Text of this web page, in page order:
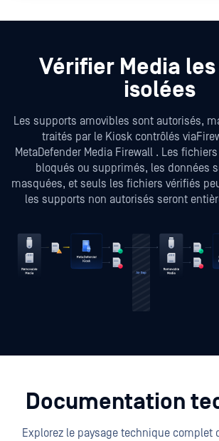
Vérifier Media
isolées
Les supports amovibles sont autorisés,
traités par le Kiosk contrôlés
MetaDefender Media Firewall . Les
bloqués ou supprimés, les données
masquées, et seuls les fichiers vérifiés
les supports non autorisés seront
Documentation
Explorez le paysage technique complet